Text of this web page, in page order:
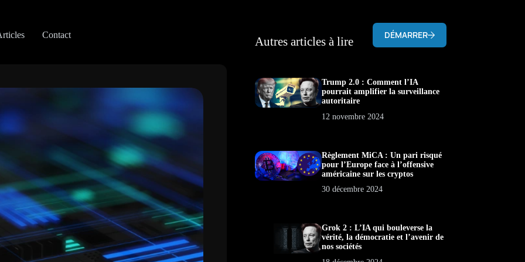
Contact DÉMARRER
Autres articles à lire
Trump 2.0 : Comment l’IA
pourrait amplifier la surveillance
autoritaire
12 novembre 2024
Règlement MiCA : Un pari risqué
pour l’Europe face à l’offensive
américaine sur les cryptos
30 décembre 2024
Grok 2 : L’IA qui bouleverse la
vérité, la démocratie et l’avenir de
nos sociétés